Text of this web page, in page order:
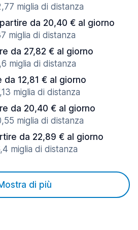
miglia di distanza
da 20,40 € al giorno
miglia di distanza
da 27,82 € al giorno
miglia di distanza
da 12,81 € al giorno
miglia di distanza
da 20,40 € al giorno
miglia di distanza
da 22,89 € al giorno
miglia di distanza
di più